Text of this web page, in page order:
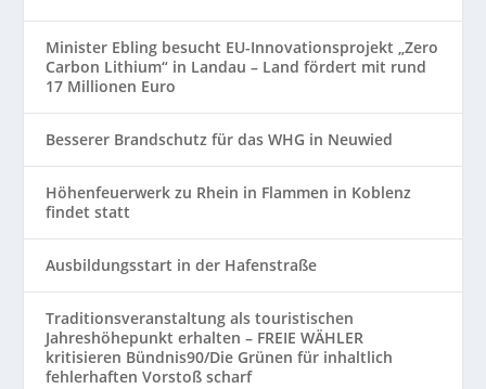
Minister Ebling besucht EU-Innovationsprojekt „Zero
Carbon Lithium“ in Landau – Land fördert mit rund
17 Millionen Euro
Besserer Brandschutz für das WHG in Neuwied
Höhenfeuerwerk zu Rhein in Flammen in Koblenz
findet statt
Ausbildungsstart in der Hafenstraße
Traditionsveranstaltung als touristischen
Jahreshöhepunkt erhalten – FREIE WÄHLER
kritisieren Bündnis90/Die Grünen für inhaltlich
fehlerhaften Vorstoß scharf